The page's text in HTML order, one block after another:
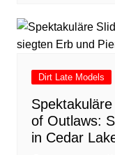
Dirt Late Models
of Outlaws:
in Cedar